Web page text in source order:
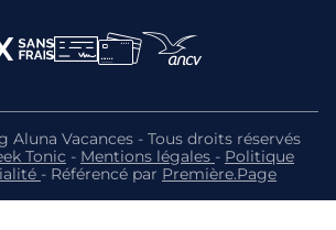
Aluna Vacances - Tous droits réservés
Tonic - Mentions légales - Politique
- Référencé par Première.Page